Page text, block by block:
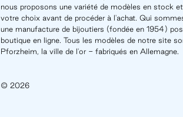
nous proposons une variété de modèles en stock
votre choix avant de procéder à l'achat. Qui
une manufacture de bijoutiers (fondée en 1954)
boutique en ligne. Tous les modèles de notre site
Pforzheim, la ville de l'or - fabriqués en Allemagne.
© 2026